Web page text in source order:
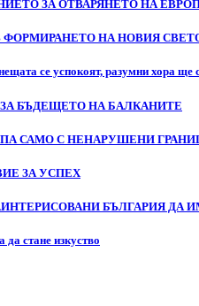
ЗА ОТВАРЯНЕТО НА
НА НОВИЯ
се успокоят, разумни хора ще
БЪДЕЩЕТО НА БАЛКАНИТЕ
САМО С НЕНАРУШЕНИ
ЗА УСПЕХ
БЪЛГАРИЯ ДА
стане изкуство